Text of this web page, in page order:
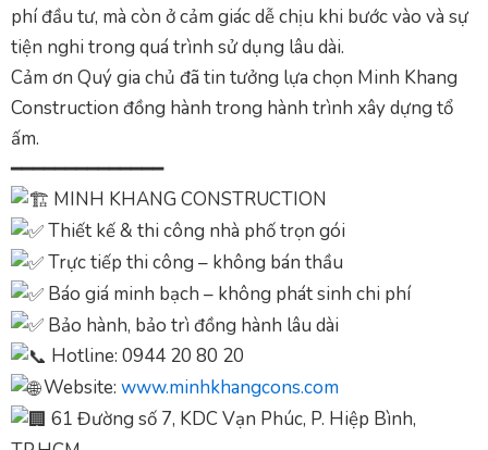
phí đầu tư, mà còn ở cảm giác dễ chịu khi bước vào và sự
tiện nghi trong quá trình sử dụng lâu dài.
Cảm ơn Quý gia chủ đã tin tưởng lựa chọn Minh Khang
Construction đồng hành trong hành trình xây dựng tổ
ấm.
━━━━━━━━━━━━━━
MINH KHANG CONSTRUCTION
Thiết kế & thi công nhà phố trọn gói
Trực tiếp thi công – không bán thầu
Báo giá minh bạch – không phát sinh chi phí
Bảo hành, bảo trì đồng hành lâu dài
Hotline: 0944 20 80 20
Website: www.minhkhangcons.com
61 Đường số 7, KDC Vạn Phúc, P. Hiệp Bình,